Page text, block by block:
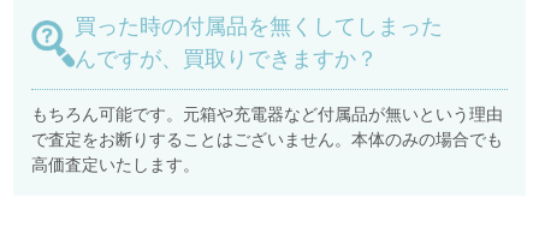
買った時の付属品を無くしてしまった
んですが、買取りできますか？
もちろん可能です。元箱や充電器など付属品が無いという理由
で査定をお断りすることはございません。本体のみの場合でも
高価査定いたします。